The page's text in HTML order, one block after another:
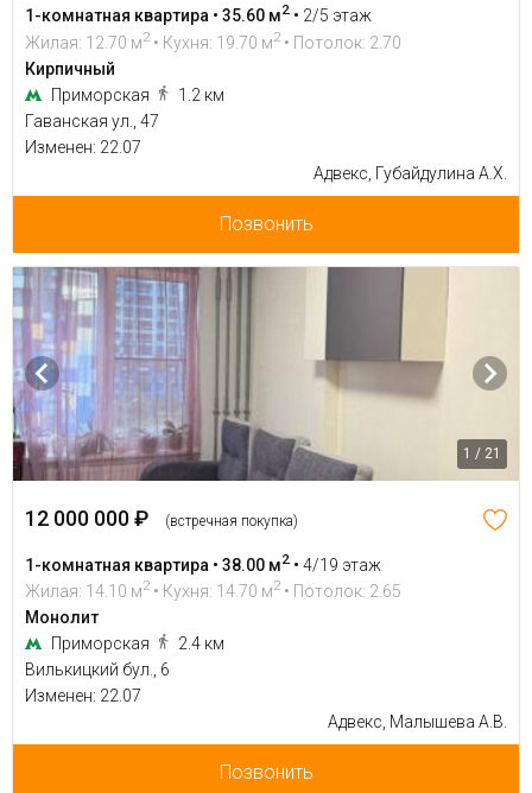
1-комнатная квартира • 35.60 м2 • 2/5 этаж
Жилая: 12.70 м2 • Кухня: 19.70 м2 • Потолок: 2.70
Кирпичный
Приморская
1.2 км
Гаванская ул., 47
Изменен: 22.07
Адвекс, Губайдулина А.Х.
Позвонить
1 / 21
12 000 000 ₽ (встречная покупка)
1-комнатная квартира • 38.00 м2 • 4/19 этаж
Жилая: 14.10 м2 • Кухня: 14.70 м2 • Потолок: 2.65
Монолит
Приморская
2.4 км
Вилькицкий бул., 6
Изменен: 22.07
Адвекс, Малышева А.В.
Позвонить